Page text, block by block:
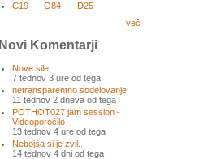
C19 ----O84-----D25
več
Novi Komentarji
Nove sile
7 tednov 3 ure od tega
netransparentno sodelovanje
11 tednov 2 dneva od tega
POTHOT027 jam session -
Videoporočilo
13 tednov 4 ure od tega
Nebojša si je zvil...
14 tednov 4 dni od tega